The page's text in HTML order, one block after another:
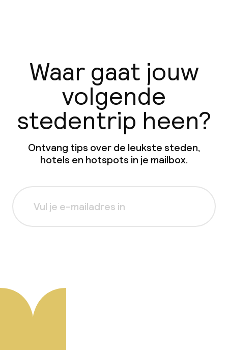
Borg bij aankomst
Overal rookvrij
Waar gaat jouw
volgende
stedentrip heen?
Ontvang tips over de leukste steden,
hotels en hotspots in je mailbox.